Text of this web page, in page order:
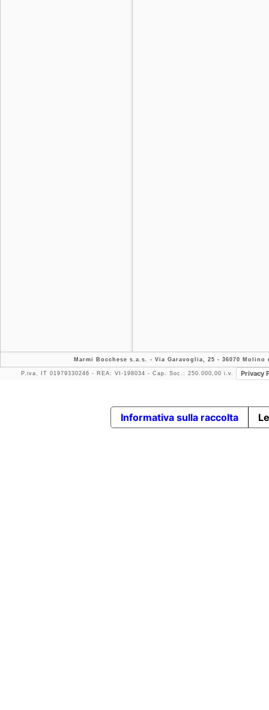
Marmi Bocchese s.a.s. - Via Garavoglia, 25 - 36070 Molino
P.iva. IT 01979330246 - REA: VI-198034 - Cap. Soc.: 250.000,00 i.v. Privacy
Informativa sulla raccolta